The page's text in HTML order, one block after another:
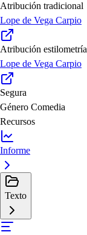
Atribución tradicional
Lope de Vega Carpio
Atribución estilometría
Lope de Vega Carpio
Segura
Género Comedia
Recursos
Informe
Texto